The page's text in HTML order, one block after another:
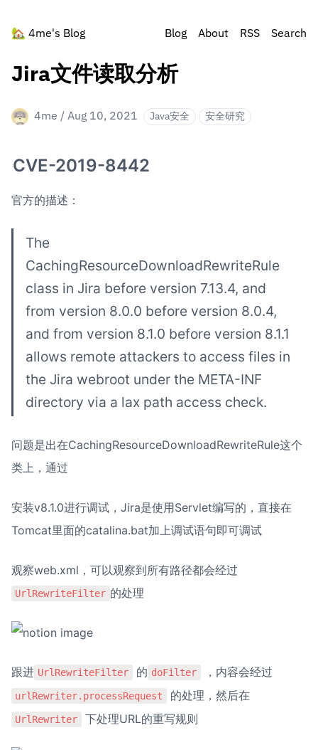
🏡 4me's Blog Blog About RSS Search
Jira文件读取分析
4me / Aug 10, 2021 Java安全 安全研究
CVE-2019-8442
官方的描述：
The
CachingResourceDownloadRewriteRule
class in Jira before version 7.13.4, and
from version 8.0.0 before version 8.0.4,
and from version 8.1.0 before version 8.1.1
allows remote attackers to access files in
the Jira webroot under the META-INF
directory via a lax path access check.
问题是出在CachingResourceDownloadRewriteRule这个
类上，通过
安装v8.1.0进行调试，Jira是使用Servlet编写的，直接在
Tomcat里面的catalina.bat加上调试语句即可调试
观察web.xml，可以观察到所有路径都会经过
UrlRewriteFilter 的处理
跟进 UrlRewriteFilter 的 doFilter ，内容会经过
urlRewriter.processRequest 的处理，然后在
UrlRewriter 下处理URL的重写规则